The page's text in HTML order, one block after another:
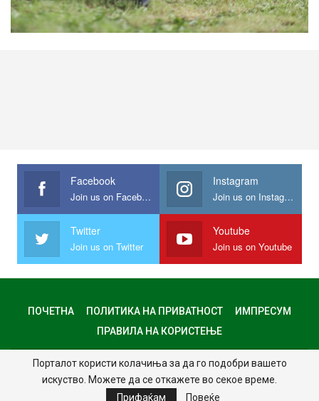
Facebook
Join us on Facebook
Instagram
Join us on Instagram
Twitter
Join us on Twitter
Youtube
Join us on Youtube
ПОЧЕТНА ПОЛИТИКА НА ПРИВАТНОСТ
ИМПРЕСУМ
ПРАВИЛА НА КОРИСТЕЊЕ
© 2024 - Сите права задржани.
Website Design:
Порталот користи колачиња за да го подобри вашето
искуство. Можете да се откажете во секое време.
Прифаќам
Повеќе